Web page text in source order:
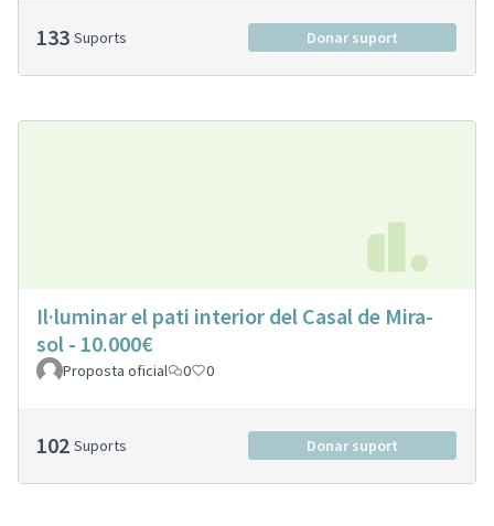
133 Suports Donar suport
Il·luminar el pati interior del Casal de Mira-
sol - 10.000€
Proposta oficial 0 0
102 Suports Donar suport